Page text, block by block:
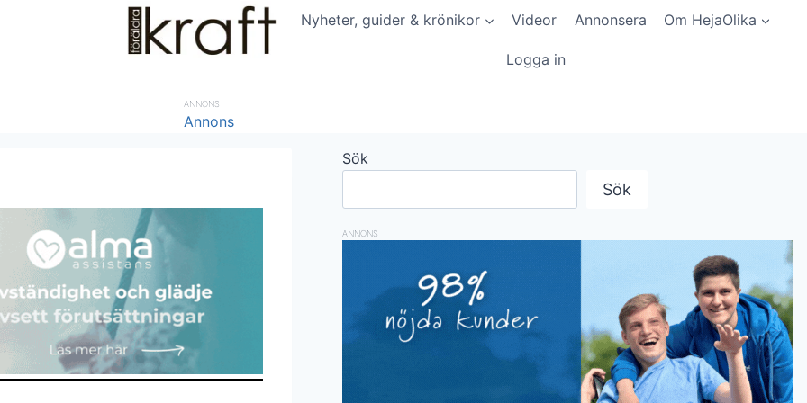
Nyheter, guider & krönikor Videor Annonsera Om HejaOlika
Logga in
ANNONS
Sök
Sök
ANNONS